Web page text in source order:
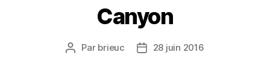
Canyon
Auteur
Par brieuc
Date28 juin 2016